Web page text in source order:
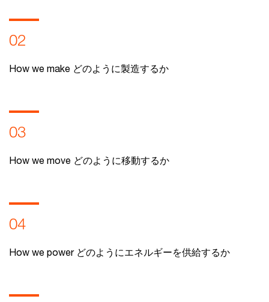
02
How we make どのように製造するか
03
How we move どのように移動するか
04
How we power どのようにエネルギーを供給するか